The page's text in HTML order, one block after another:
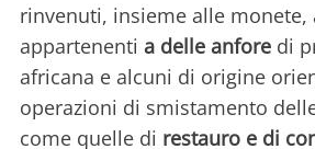
rinvenuti, insieme alle monete,
appartenenti a delle anfore di
africana e alcuni di origine
operazioni di smistamento
come quelle di restauro e di